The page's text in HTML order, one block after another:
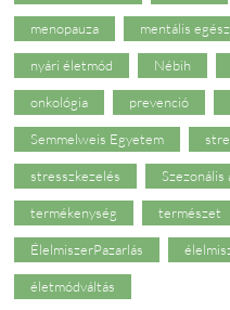
menopauza mentális
nyári életmód Nébih
onkológia prevenció
Semmelweis Egyetem
stresszkezelés Szezonális
termékenység természet
ÉlelmiszerPazarlás
életmódváltás